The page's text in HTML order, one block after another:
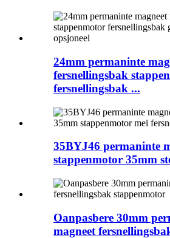
24mm permaninte
fersnellingsbak
fersnellingsbak ...
35BYJ46 permaninte
stappenmotor 35mm
Oanpasbere 30mm
magneet